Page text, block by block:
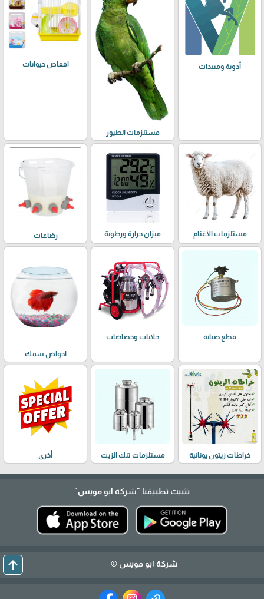
أدوية ومبيدات
مستلزمات الطيور
اقفاص حيوانات
مستلزمات الأغنام ميزان حرارة ورطوبة رضاعات
قطع صيانة حلابات وخضاضات
احواض سمك
خراطات زيتون يونانية مستلزمات تنك الزيت أخرى
تثبيت تطبيقنا "شركة ابو مويس"
شركة ابو مويس © arrow_upward